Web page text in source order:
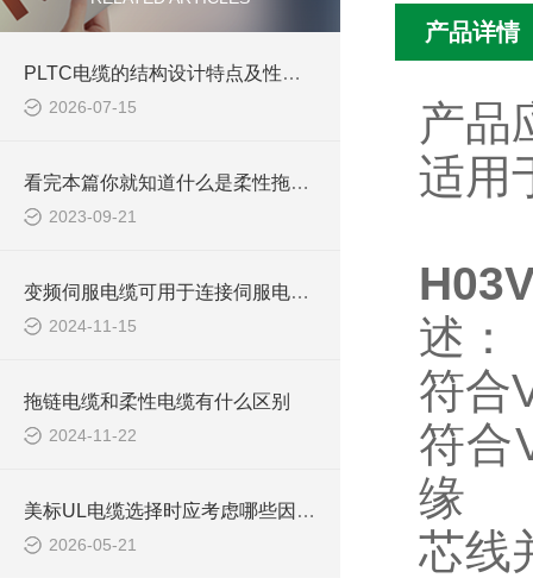
PLTC电缆的结构设计特点及性能优势体现
2026-07-15
看完本篇你就知道什么是柔性拖链电缆了
2023-09-21
变频伺服电缆可用于连接伺服电动机，实现精确的运动控制
2024-11-15
拖链电缆和柔性电缆有什么区别
2024-11-22
美标UL电缆选择时应考虑哪些因素？
2026-05-21
产品详情
产品
适用
述：
符合
符合
缘
芯线